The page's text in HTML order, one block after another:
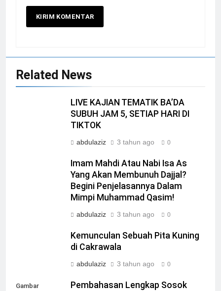
Related News
LIVE KAJIAN TEMATIK BA’DA
SUBUH JAM 5, SETIAP HARI DI
TIKTOK
abdulaziz 3 tahun ago 0
Imam Mahdi Atau Nabi Isa As
Yang Akan Membunuh Dajjal?
Begini Penjelasannya Dalam
Mimpi Muhammad Qasim!
abdulaziz 3 tahun ago 0
Kemunculan Sebuah Pita Kuning
di Cakrawala
abdulaziz 3 tahun ago 0
Gambar Pembahasan Lengkap Sosok